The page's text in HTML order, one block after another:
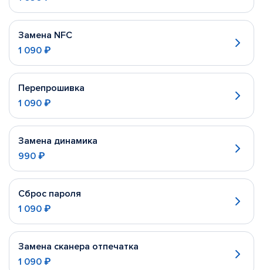
Замена NFC
1 090 ₽
Перепрошивка
1 090 ₽
Замена динамика
990 ₽
Сброс пароля
1 090 ₽
Замена сканера отпечатка
1 090 ₽